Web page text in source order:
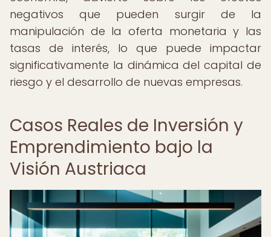
negativos que pueden surgir de la
manipulación de la oferta monetaria y las
tasas de interés, lo que puede impactar
significativamente la dinámica del capital de
riesgo y el desarrollo de nuevas empresas.
Casos Reales de Inversión y
Emprendimiento bajo la
Visión Austriaca